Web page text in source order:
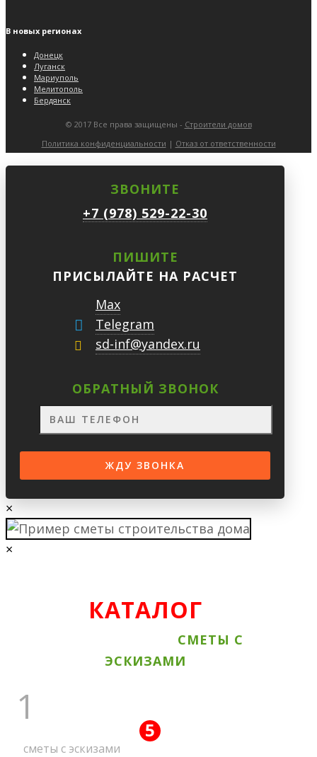
В новых регионах
Донецк
Луганск
Мариуполь
Мелитополь
Бердянск
© 2017 Все права защищены - Строители домов
Политика конфиденциальности | Отказ от ответственности
ЗВОНИТЕ
+7 (978) 529-22-30
ПИШИТЕ
ПРИСЫЛАЙТЕ НА РАСЧЕТ
Max
Telegram
sd-inf@yandex.ru
ОБРАТНЫЙ ЗВОНОК
×
×
КАТАЛОГ
СМЕТЫ С
ЭСКИЗАМИ
1
5
сметы с эскизами